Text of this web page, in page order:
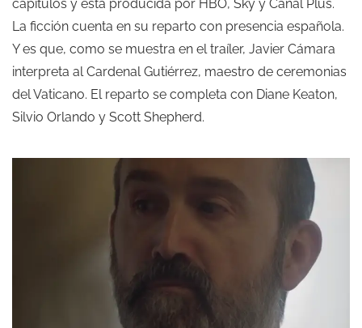
capítulos y está producida por HBO, Sky y Canal Plus.
La ficción cuenta en su reparto con presencia española.
Y es que, como se muestra en el traíler, Javier Cámara
interpreta al Cardenal Gutiérrez, maestro de ceremonias
del Vaticano. El reparto se completa con Diane Keaton,
Silvio Orlando y Scott Shepherd.